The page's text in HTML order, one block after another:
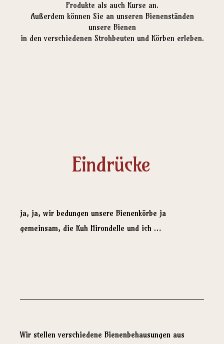
Produkte als auch Kurse an.
Außerdem können Sie an unseren Bienenständen
unsere Bienen
in den verschiedenen Strohbeuten und Körben erleben.
Eindrücke
ja, ja, wir bedungen unsere Bienenkörbe ja
gemeinsam, die Kuh Hirondelle und ich …
Wir stellen verschiedene Bienenbehausungen aus